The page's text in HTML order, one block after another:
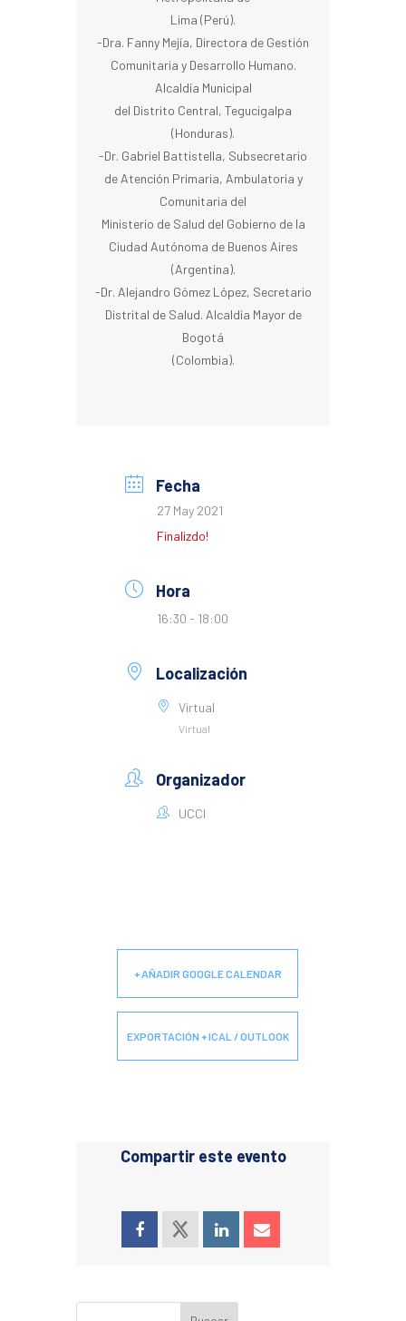
Lima (Perú).
-Dra. Fanny Mejía, Directora de Gestión
Comunitaria y Desarrollo Humano.
Alcaldía Municipal
del Distrito Central, Tegucigalpa
(Honduras).
-Dr. Gabriel Battistella, Subsecretario
de Atención Primaria, Ambulatoria y
Comunitaria del
Ministerio de Salud del Gobierno de la
Ciudad Autónoma de Buenos Aires
(Argentina).
-Dr. Alejandro Gómez López, Secretario
Distrital de Salud. Alcaldía Mayor de
Bogotá
(Colombia).
Fecha
27 May 2021
Finalizdo!
Hora
16:30 - 18:00
Localización
Virtual
Virtual
Organizador
UCCI
+ AÑADIR GOOGLE CALENDAR
EXPORTACIÓN + ICAL / OUTLOOK
Compartir este evento